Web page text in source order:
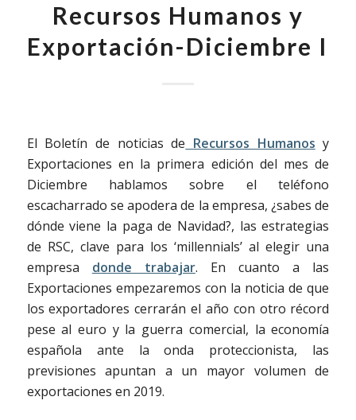
Recursos Humanos y
Exportación-Diciembre I
El Boletín de noticias de Recursos Humanos y
Exportaciones en la primera edición del mes de
Diciembre hablamos sobre el teléfono
escacharrado se apodera de la empresa, ¿sabes de
dónde viene la paga de Navidad?, las estrategias
de RSC, clave para los ‘millennials’ al elegir una
empresa donde trabajar. En cuanto a las
Exportaciones empezaremos con la noticia de que
los exportadores cerrarán el año con otro récord
pese al euro y la guerra comercial, la economía
española ante la onda proteccionista, las
previsiones apuntan a un mayor volumen de
exportaciones en 2019.